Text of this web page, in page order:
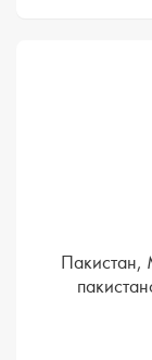
Пакистан,